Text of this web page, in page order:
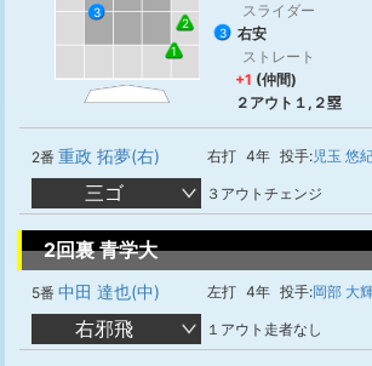
1
2
3
スライダー
3
右安
ストレート
+1 (仲間)
２アウト１,２塁
2番 重政 拓夢(右) 右打 4年 投手:児玉 悠
三ゴ ３アウトチェンジ
2回裏 青学大
5番 中田 達也(中) 左打 4年 投手:岡部 大
右邪飛 １アウト走者なし